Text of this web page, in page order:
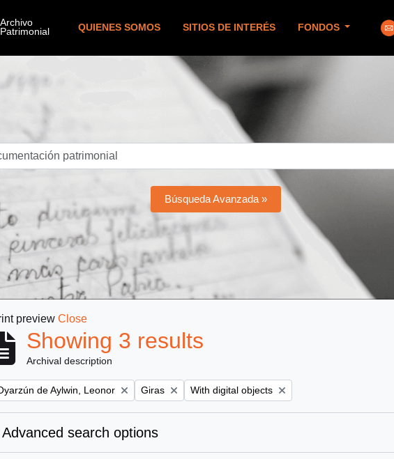
QUIENES SOMOS SITIOS DE INTERÉS FONDOS
Búsqueda Avanzada »
preview Close
Showing 3 results
Archival description
filter:
de Aylwin, Leonor Remove filter:
Giras Remove filter:
With digital objects
Advanced search options